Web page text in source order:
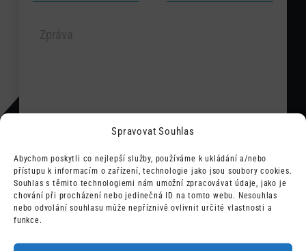
Spravovat Souhlas
Abychom poskytli co nejlepší služby, používáme k ukládání a/nebo
přístupu k informacím o zařízení, technologie jako jsou soubory cookies.
Souhlas s těmito technologiemi nám umožní zpracovávat údaje, jako je
chování při procházení nebo jedinečná ID na tomto webu. Nesouhlas
nebo odvolání souhlasu může nepříznivě ovlivnit určité vlastnosti a
funkce.
Odesláním souhlasím s tím, že mé
údaje budou využity pro zpětný
kontakt a vyřízení požadavku.
ODESLAT